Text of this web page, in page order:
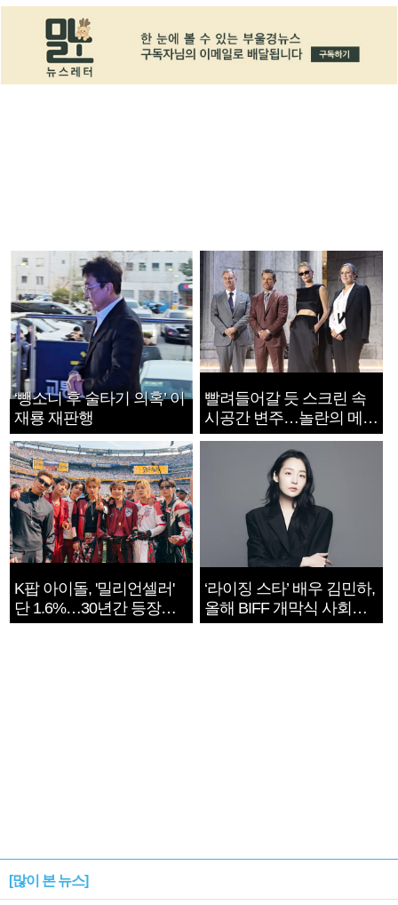
‘뺑소니 후 술타기 의혹’ 이
재룡 재판행
빨려들어갈 듯 스크린 속
시공간 변주…놀란의 메시
지는 ‘전쟁 속죄’
K팝 아이돌, '밀리언셀러'
단 1.6%…30년간 등장
1182개팀 전수조사
‘라이징 스타’ 배우 김민하,
올해 BIFF 개막식 사회자
확정
[많이 본 뉴스]